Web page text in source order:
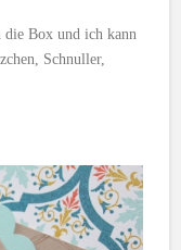
die Box und ich kann
Schnuller,